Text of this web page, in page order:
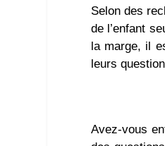
Selon des
de l’enfant
la marge, il
leurs
Avez-vous